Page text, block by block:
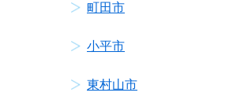
町田市
小平市
東村山市